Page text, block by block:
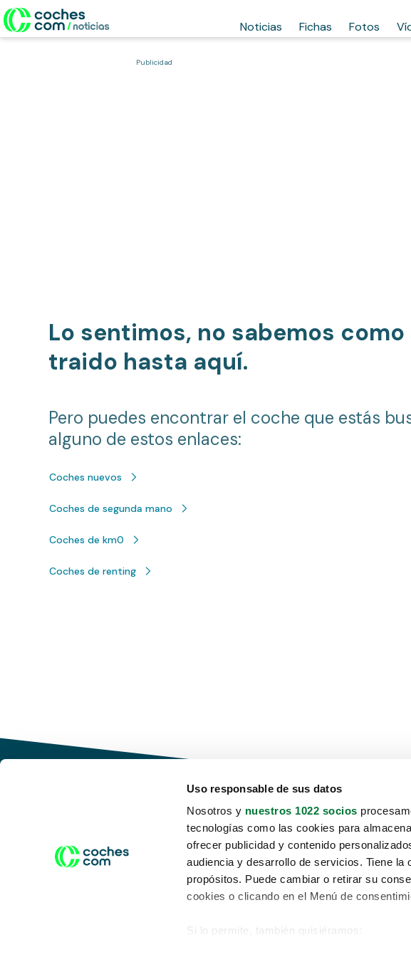
Uso responsable de sus datos
Nosotros y nuestros 1022 socios
tecnologías como las cookies para
ofrecer publicidad y contenido
audiencia y desarrollo de servicios. Tiene
propósitos. Puede cambiar o retirar su
cookies o clicando en el Menú de
Si lo permite, también quisiéramos:
Noticias Fichas Fotos
Publicidad
Lo sentimos, no sabemos
traido hasta aquí.
Pero puedes encontrar el coche que estás
alguno de estos enlaces:
Coches nuevos
Coches de segunda mano
Coches de km0
Coches de renting
Conduce tu futuro,
desata tu movilidad